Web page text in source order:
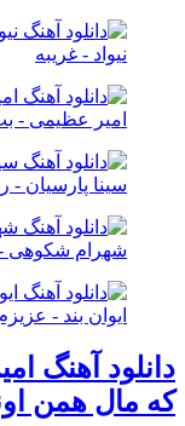
نیواد - غریبه
امیر عظیمی -
سینا پارسیان
شهرام
ایوان بند -
دانلود آهنگ
که مال همن